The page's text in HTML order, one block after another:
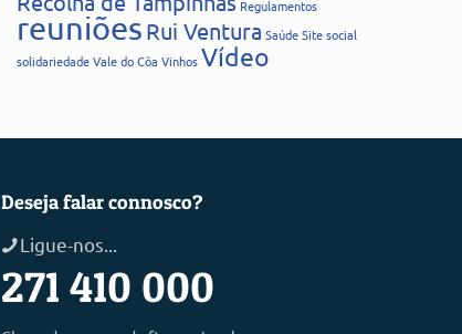
Regulamentos
reuniões Rui Ventura SaúdeSitesocial
solidariedadeVale do Côa VinhosVídeo
Deseja falar connosco?
Ligue-nos...
271 410 000